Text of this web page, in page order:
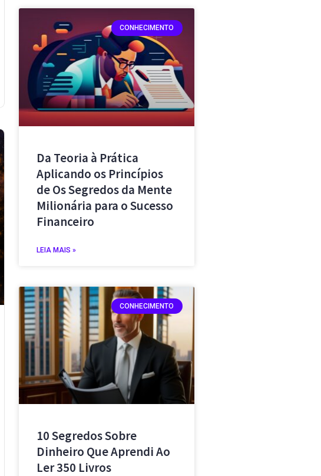
CONHECIMENTO
Da Teoria à Prática
Aplicando os Princípios
de Os Segredos da Mente
Milionária para o Sucesso
Financeiro
LEIA MAIS »
CONHECIMENTO
10 Segredos Sobre
Dinheiro Que Aprendi Ao
Ler 350 Livros